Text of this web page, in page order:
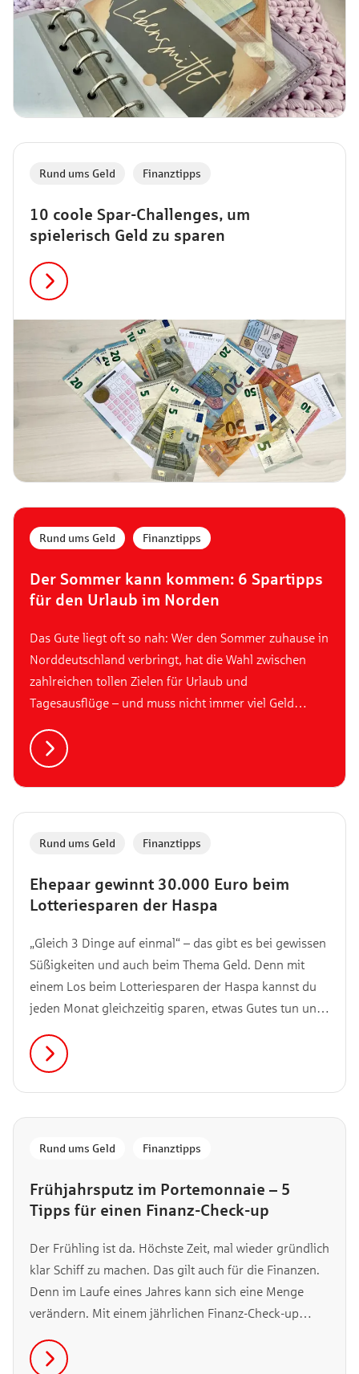
10 coole Spar-Challenges, um
spielerisch Geld zu sparen
Rund ums Geld Finanztipps
Der Sommer kann kommen: 6 Spartipps
für den Urlaub im Norden
Rund ums Geld Finanztipps
Das Gute liegt oft so nah: Wer den Sommer zuhause in
Norddeutschland verbringt, hat die Wahl zwischen
zahlreichen tollen Zielen für Urlaub und
Tagesausflüge – und muss nicht immer viel Geld
Norden.
Ehepaar gewinnt 30.000 Euro beim
Lotteriesparen der Haspa
Rund ums Geld Finanztipps
„Gleich 3 Dinge auf einmal“ – das gibt es bei gewissen
Süßigkeiten und auch beim Thema Geld. Denn mit
einem Los beim Lotteriesparen der Haspa kannst du
jeden Monat gleichzeitig sparen, etwas Gutes tun und
Frühjahrsputz im Portemonnaie – 5
Tipps für einen Finanz-Check-up
Rund ums Geld Finanztipps
Der Frühling ist da. Höchste Zeit, mal wieder gründlich
klar Schiff zu machen. Das gilt auch für die Finanzen.
Denn im Laufe eines Jahres kann sich eine Menge
verändern. Mit einem jährlichen Finanz-Check-up
mit. Los geht’s.